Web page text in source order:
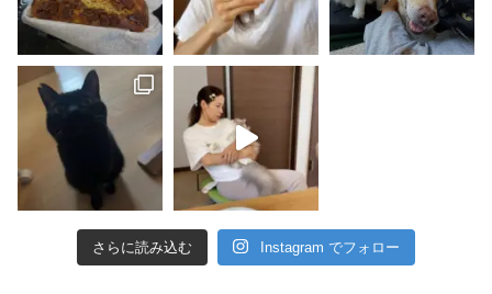
さらに読み込む Instagram でフォロー